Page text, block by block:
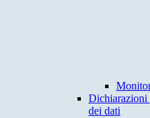
Dichiarazioni
dei dati